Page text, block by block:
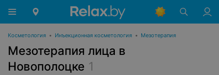
Косметология • Инъекционная косметология • Мезотерапия
Мезотерапия лица в
Новополоцке 1